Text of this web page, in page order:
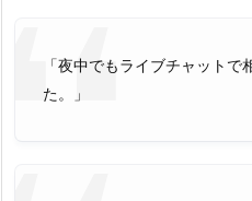
「夜中でもライブチャット
た。」